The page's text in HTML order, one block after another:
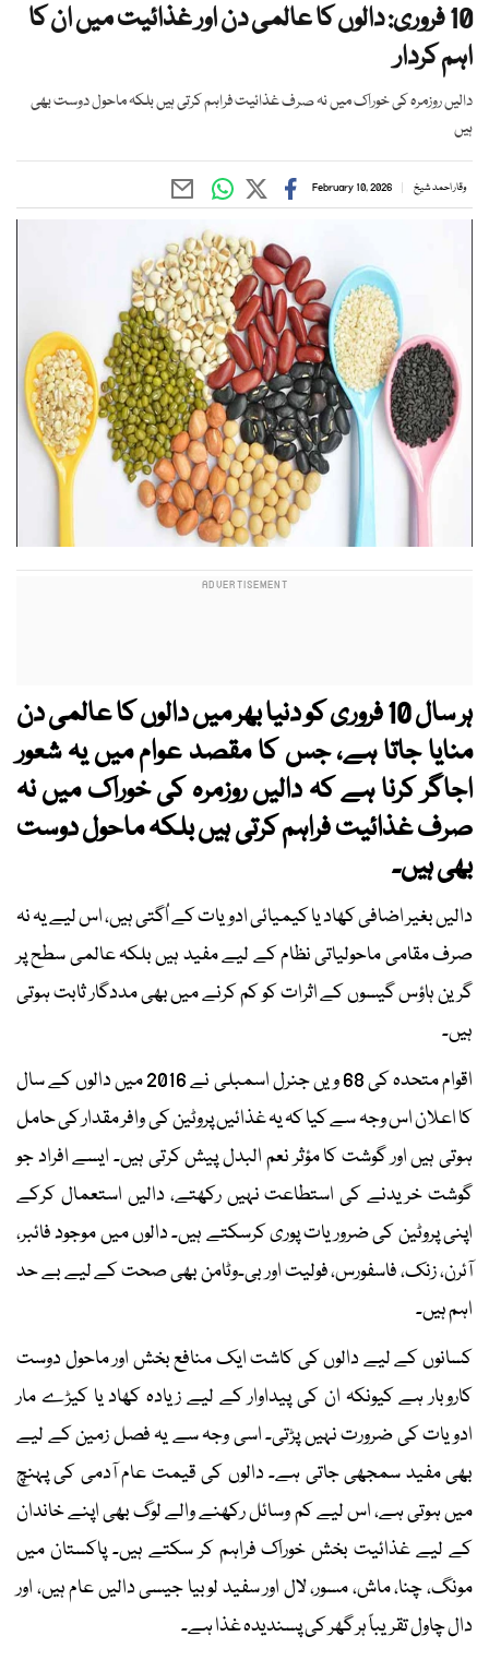
10 فروری: دالوں کا عالمی دن اور غذائیت میں ان کا
اہم کردار
دالیں روزمرہ کی خوراک میں نہ صرف غذائیت فراہم کرتی ہیں بلکہ ماحول دوست بھی
ہیں
وقار احمد شیخ February 10, 2026
ہر سال 10 فروری کو دنیا بھر میں دالوں کا عالمی دن
منایا جاتا ہے، جس کا مقصد عوام میں یہ شعور
اجاگر کرنا ہے کہ دالیں روزمرہ کی خوراک میں نہ
صرف غذائیت فراہم کرتی ہیں بلکہ ماحول دوست
بھی ہیں۔
دالیں بغیر اضافی کھاد یا کیمیائی ادویات کے اُگتی ہیں، اس لیے یہ نہ
صرف مقامی ماحولیاتی نظام کے لیے مفید ہیں بلکہ عالمی سطح پر
گرین ہاؤس گیسوں کے اثرات کو کم کرنے میں بھی مددگار ثابت ہوتی
ہیں۔
اقوام متحدہ کی 68 ویں جنرل اسمبلی نے 2016 میں دالوں کے سال
کا اعلان اس وجہ سے کیا کہ یہ غذائیں پروٹین کی وافر مقدار کی حامل
ہوتی ہیں اور گوشت کا مؤثر نعم البدل پیش کرتی ہیں۔ ایسے افراد جو
گوشت خریدنے کی استطاعت نہیں رکھتے، دالیں استعمال کرکے
اپنی پروٹین کی ضروریات پوری کرسکتے ہیں۔ دالوں میں موجود فائبر،
آئرن، زنک، فاسفورس، فولیت اور بی۔وٹامن بھی صحت کے لیے بے حد
اہم ہیں۔
کسانوں کے لیے دالوں کی کاشت ایک منافع بخش اور ماحول دوست
کاروبار ہے کیونکہ ان کی پیداوار کے لیے زیادہ کھاد یا کیڑے مار
ادویات کی ضرورت نہیں پڑتی۔ اسی وجہ سے یہ فصل زمین کے لیے
بھی مفید سمجھی جاتی ہے۔ دالوں کی قیمت عام آدمی کی پہنچ
میں ہوتی ہے، اس لیے کم وسائل رکھنے والے لوگ بھی اپنے خاندان
کے لیے غذائیت بخش خوراک فراہم کر سکتے ہیں۔ پاکستان میں
مونگ، چنا، ماش، مسور، لال اور سفید لوبیا جیسی دالیں عام ہیں، اور
دال چاول تقریباً ہر گھر کی پسندیدہ غذا ہے۔